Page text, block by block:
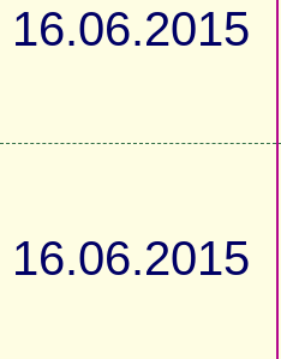
16.06.2015
16.06.2015